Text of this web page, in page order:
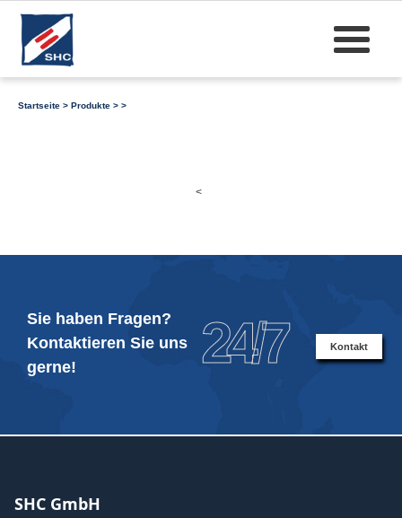
Startseite > Produkte > >
<
Sie haben Fragen?
Kontaktieren Sie uns
gerne!
24/7 Kontakt
SHC GmbH